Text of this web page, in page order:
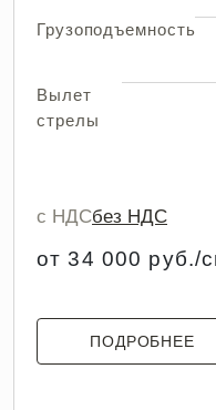
Грузоподъемность
Вылет
стрелы
с НДСбез НДС
от 34 000 руб./
ПОДРОБНЕЕ